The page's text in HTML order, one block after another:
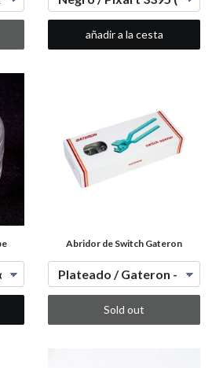
añadir a la cesta
Abridor de Switch Gateron
Sold out